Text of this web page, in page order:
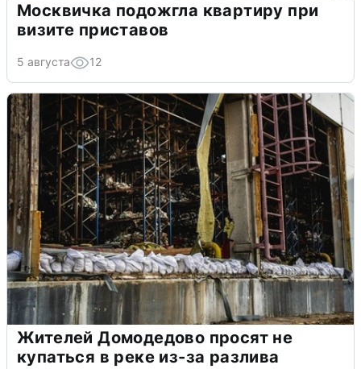
Москвичка подожгла квартиру при
визите приставов
5 августа 12
Жителей Домодедово просят не
купаться в реке из-за разлива